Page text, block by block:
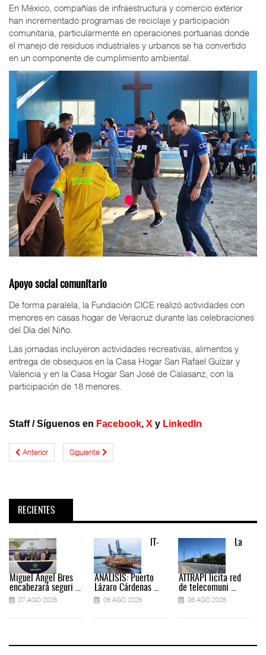
En México, compañías de infraestructura y comercio exterior
han incrementado programas de reciclaje y participación
comunitaria, particularmente en operaciones portuarias donde
el manejo de residuos industriales y urbanos se ha convertido
en un componente de cumplimiento ambiental.
Apoyo social comunitario
De forma paralela, la Fundación CICE realizó actividades con
menores en casas hogar de Veracruz durante las celebraciones
del Día del Niño.
Las jornadas incluyeron actividades recreativas, alimentos y
entrega de obsequios en la Casa Hogar San Rafael Guízar y
Valencia y en la Casa Hogar San José de Calasanz, con la
participación de 18 menores.
Staff/Síguenos en Facebook, X y LinkedIn
Anterior Siguiente
RECIENTES
Miguel Ángel Bres
encabezará seguri ...
07 AGO 2026
IT-
ANÁLISIS: Puerto
Lázaro Cárdenas ...
06 AGO 2026
La
ATTRAPI licita red
de telecomuni ...
06 AGO 2026